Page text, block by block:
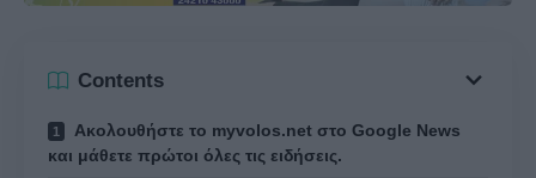
Contents
Ακολουθήστε το myvolos.net στο Google News
και μάθετε πρώτοι όλες τις ειδήσεις.